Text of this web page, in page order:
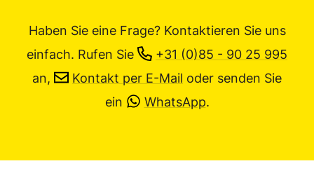
Haben Sie eine Frage? Kontaktieren Sie uns
einfach. Rufen Sie
+31 (0)85 - 90 25 995
an,
Kontakt per E-Mail oder senden Sie
ein
WhatsApp.